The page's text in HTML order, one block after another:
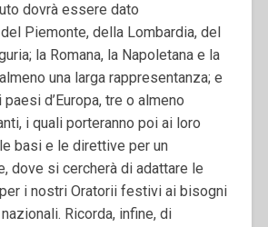
dovrà essere dato
Piemonte, della Lombardia, del
la Romana, la Napoletana e la
una larga rappresentanza; e
d’Europa, tre o almeno
i quali porteranno poi ai loro
basi e le direttive per un
dove si cercherà di adattare le
i nostri Oratorii festivi ai bisogni
Ricorda, infine, di